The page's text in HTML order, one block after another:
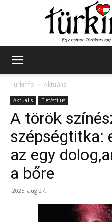
Türkinfo
Aktuális
Aktuális Élet/stílus
A török
szépségtitka:
az egy
a bőre
2025. aug 27.